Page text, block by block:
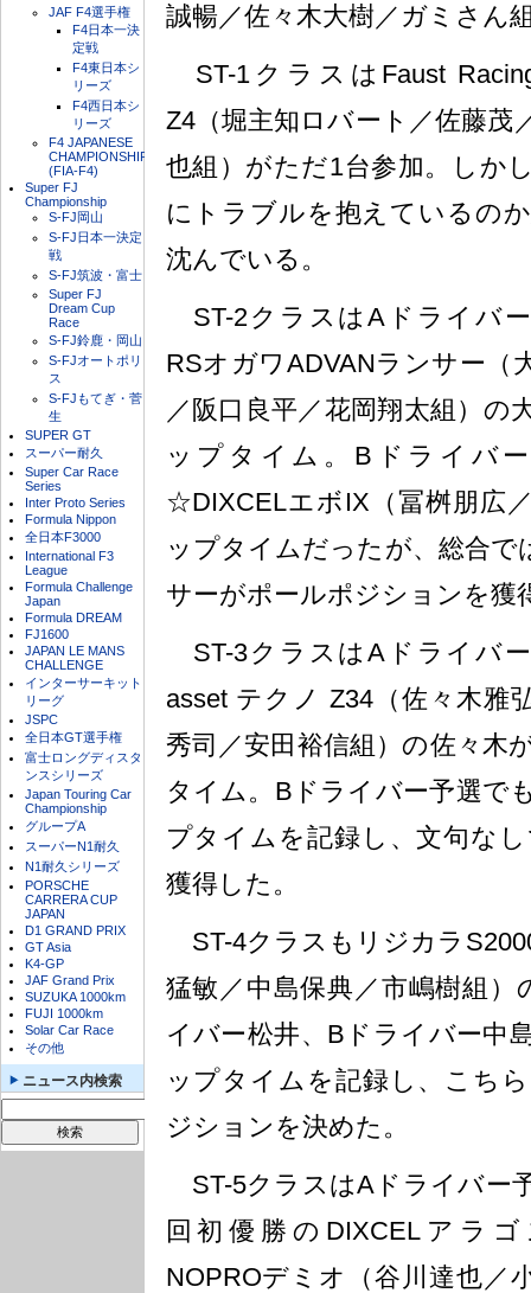
JAF F4選手権
F4日本一決
定戦
F4東日本シ
リーズ
F4西日本シ
リーズ
F4 JAPANESE
CHAMPIONSHIP
(FIA-F4)
Super FJ
Championship
S-FJ岡山
S-FJ日本一決定
戦
S-FJ筑波・富士
Super FJ
Dream Cup
Race
S-FJ鈴鹿・岡山
S-FJオートポリ
ス
S-FJもてぎ・菅
生
SUPER GT
スーパー耐久
Super Car Race
Series
Inter Proto Series
Formula Nippon
全日本F3000
International F3
League
Formula Challenge
Japan
Formula DREAM
FJ1600
JAPAN LE MANS
CHALLENGE
インターサーキット
リーグ
JSPC
全日本GT選手権
富士ロングディスタ
ンスシリーズ
Japan Touring Car
Championship
グループA
スーパーN1耐久
N1耐久シリーズ
PORSCHE
CARRERA CUP
JAPAN
D1 GRAND PRIX
GT Asia
K4-GP
JAF Grand Prix
SUZUKA 1000km
FUJI 1000km
Solar Car Race
その他
ニュース内検索
誠暢／佐々木大樹／ガミさん
ST-1クラスはFaust
Z4（堀主知ロバート／佐藤茂
也組）がただ1台参加。しか
にトラブルを抱えているの
沈んでいる。
ST-2クラスはAドライバ
RSオガワADVANランサー（
／阪口良平／花岡翔太組）の
ップタイム。Bドライバ
☆DIXCELエボIX（冨桝朋広
ップタイムだったが、総合で
サーがポールポジションを獲
ST-3クラスはAドライバ
asset テクノ Z34（佐々木雅
秀司／安田裕信組）の佐々木
タイム。Bドライバー予選で
プタイムを記録し、文句な
獲得した。
ST-4クラスもリジカラ
猛敏／中島保典／市嶋樹組）
イバー松井、Bドライバー中
ップタイムを記録し、こち
ジションを決めた。
ST-5クラスはAドライバー
回初優勝のDIXCELアラ
NOPROデミオ（谷川達也／